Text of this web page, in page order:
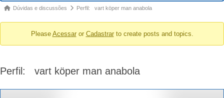
fórum
Caminho
do
-
Dúvidas e discussões Perfil: vart köper man anabola
Please Acessaror Cadastrarto create posts and topics.
Perfil: vart köper man anabola